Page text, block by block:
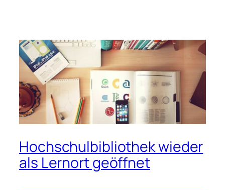
Hochschulbibliothek wieder
als Lernort geöffnet